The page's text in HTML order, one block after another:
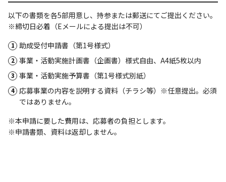
以下の書類を各5部用意し、持参または郵送にてご提出ください。
※締切日必着（Eメールによる提出は不可）
助成受付申請書（第1号様式）
事業・活動実施計画書（企画書）様式自由、A4紙5枚以内
事業・活動実施予算書（第1号様式別紙）
応募事業の内容を説明する資料（チラシ等）※任意提出。必須
ではありません。
※本申請に要した費用は、応募者の負担とします。
※申請書類、資料は返却しません。